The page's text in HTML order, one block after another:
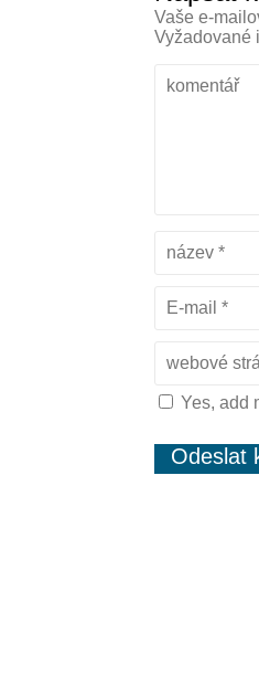
Vaše e-
Vyžadované
Yes, add